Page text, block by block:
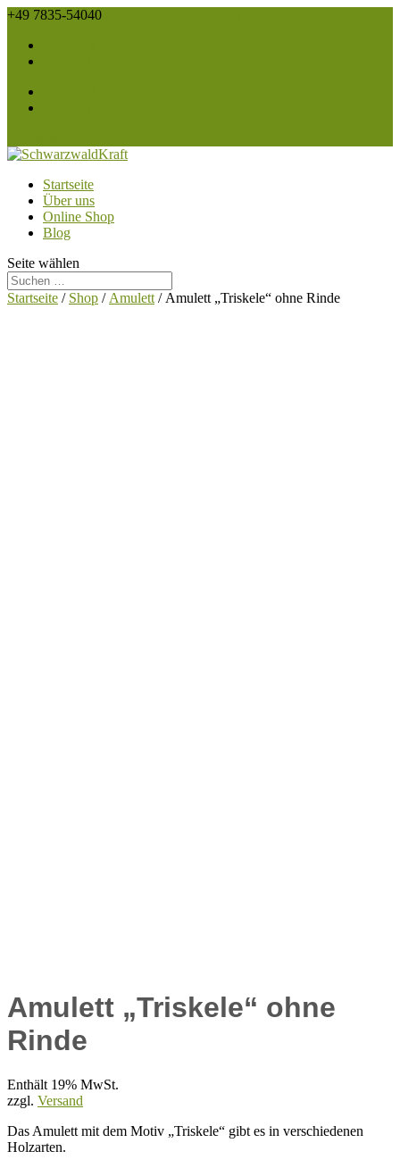
+49 7835-54040
Startseite
Über uns
Online Shop
Blog
Seite wählen
Startseite / Shop / Amulett / Amulett „Triskele“ ohne Rinde
Amulett „Triskele“ ohne
Rinde
Enthält 19% MwSt.
zzgl. Versand
Das Amulett mit dem Motiv „Triskele“ gibt es in verschiedenen
Holzarten.